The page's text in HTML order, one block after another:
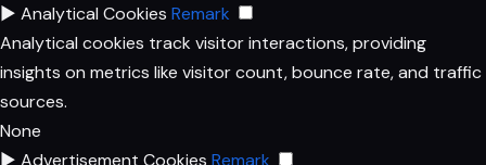
► Analytical Cookies Remark
Analytical cookies track visitor interactions, providing
insights on metrics like visitor count, bounce rate, and traffic
sources.
None
► Advertisement Cookies Remark